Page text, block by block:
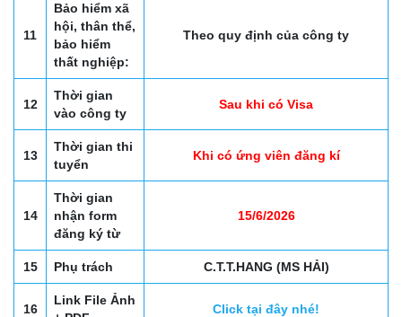
11
Bảo hiểm xã
hội, thân thể,
bảo hiểm
thất nghiệp:
Theo quy định của công ty
12
Thời gian
vào công ty
Sau khi có Visa
13
Thời gian thi
tuyển
Khi có ứng viên đăng kí
14
Thời gian
nhận form
đăng ký từ
15/6/2026
15 Phụ trách C.T.T.HANG (MS HẢI)
16
Link File Ảnh
Click tại đây nhé!